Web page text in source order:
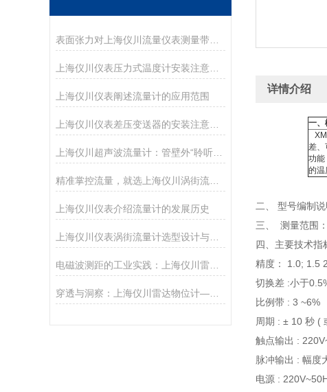
上海仪川仪表压力式温度计安装注意事项。
上海仪川仪表阐述流量计的应用范围
上海仪川仪表差压变送器的安装注意事项
上海仪川超声波流量计：管壁外“聆听”流速的智慧之耳
精准掌控流量，就选上海仪川涡街流量计
上海仪川仪表介绍流量计的发展历史
上海仪川仪表涡街流量计选型设计与整体解决方案
穿透与洞察：上海仪川雷达物位计——现代工业的“液位之眼”
详情介绍
一、
XM
差、
功能
的温
二、 型号编制说
三、 测量范围：
四、主要技术指
精度： 1.0; 1.5
切换差 :小于
比例带 : 3 ~6%
周期 : ± 10 秒 (
触点输出 :
脉冲输出 : 幅度
电源 :